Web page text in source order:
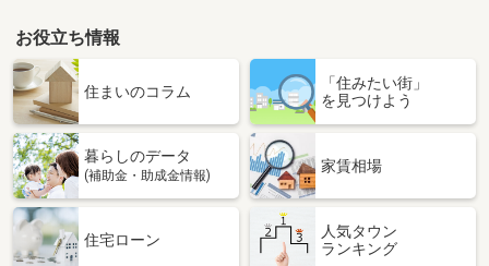
お役立ち情報
住まいのコラム
「住みたい街」
を見つけよう
暮らしのデータ
(補助金・助成金情報)
家賃相場
住宅ローン
人気タウン
ランキング